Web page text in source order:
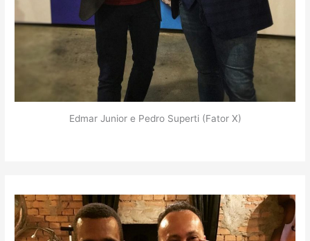
Edmar Junior e Pedro Superti (Fator X)